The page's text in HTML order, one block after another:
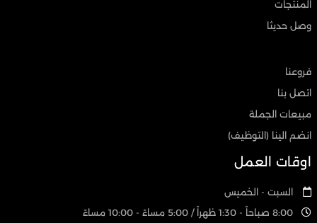
المنتجات
وصل حديثا
فروعنا
اتصل بنا
مبيعات الجملة
انضم الينا (التوظيف)
اوقات العمل
السبت - الخميس
8:00 صباحاً - 1:30 ظهراً / 5:00 مساءً - 10:00 مساءً